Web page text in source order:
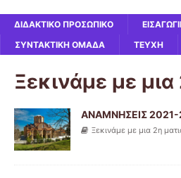
ΔΙΔΑΚΤΙΚΟ ΠΡΟΣΩΠΙΚΟ
ΣΥΝΤΑΚΤΙΚΗ ΟΜΑΔΑ
ΤΕΥΧΗ
Ξεκινάμε με μια
ΑΝΑΜΝΗΣΕΙΣ 2021-
Ξεκινάμε με μια 2η